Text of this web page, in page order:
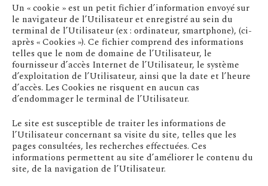
Un « cookie » est un petit fichier d’information envoyé sur
le navigateur de l’Utilisateur et enregistré au sein du
terminal de l’Utilisateur (ex : ordinateur, smartphone), (ci-
après « Cookies »). Ce fichier comprend des informations
telles que le nom de domaine de l’Utilisateur, le
fournisseur d’accès Internet de l’Utilisateur, le système
d’exploitation de l’Utilisateur, ainsi que la date et l’heure
d’accès. Les Cookies ne risquent en aucun cas
d’endommager le terminal de l’Utilisateur.
Le site est susceptible de traiter les informations de
l’Utilisateur concernant sa visite du site, telles que les
pages consultées, les recherches effectuées. Ces
informations permettent au site d’améliorer le contenu du
site, de la navigation de l’Utilisateur.